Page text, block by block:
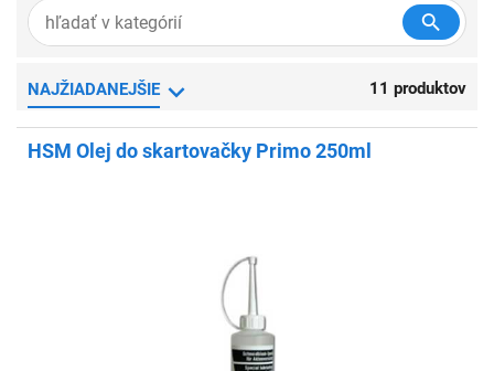
NAJŽIADANEJŠIE 11 produktov
HSM Olej do skartovačky Primo 250ml